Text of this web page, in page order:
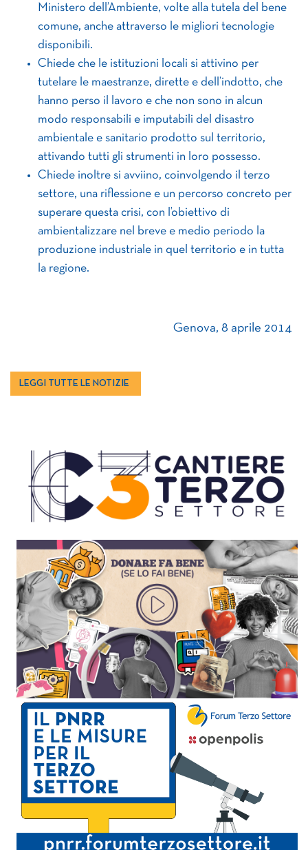
Ministero dell’Ambiente, volte alla tutela del bene
comune, anche attraverso le migliori tecnologie
disponibili.
Chiede che le istituzioni locali si attivino per
tutelare le maestranze, dirette e dell’indotto, che
hanno perso il lavoro e che non sono in alcun
modo responsabili e imputabili del disastro
ambientale e sanitario prodotto sul territorio,
attivando tutti gli strumenti in loro possesso.
Chiede inoltre si avviino, coinvolgendo il terzo
settore, una riflessione e un percorso concreto per
superare questa crisi, con l’obiettivo di
ambientalizzare nel breve e medio periodo la
produzione industriale in quel territorio e in tutta
la regione.
Genova, 8 aprile 2014
LEGGI TUTTE LE NOTIZIE